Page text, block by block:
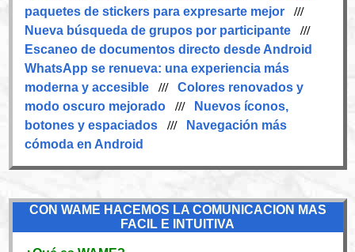
paquetes de stickers para expresarte mejor///
Nueva búsqueda de grupos por participante///
Escaneo de documentos directo desde Android
WhatsApp se renueva: una experiencia más
moderna y accesible/// Colores renovados y
modo oscuro mejorado///
Nuevos íconos,
botones y espaciados///
Navegación más
cómoda en Android
CON WAME HACEMOS LA COMUNICACION MAS
FACIL E INTUITIVA